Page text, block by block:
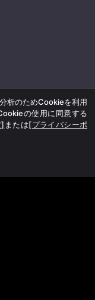
析のためCookieを利用
の使用に同意する
または[プライバシーポ